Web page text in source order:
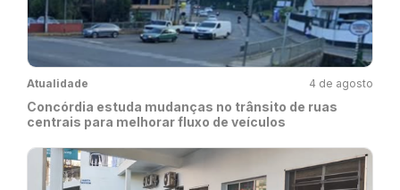
Atualidade 4 de agosto
Concórdia estuda mudanças no trânsito de ruas
centrais para melhorar fluxo de veículos